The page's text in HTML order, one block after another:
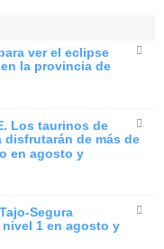
ver el eclipse
la provincia de
Los taurinos de
disfrutarán de más de
en agosto y
Segura
nivel 1 en agosto y